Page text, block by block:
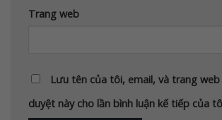
Trang web
Lưu tên của tôi, email, và trang
duyệt này cho lần bình luận kế tiếp của